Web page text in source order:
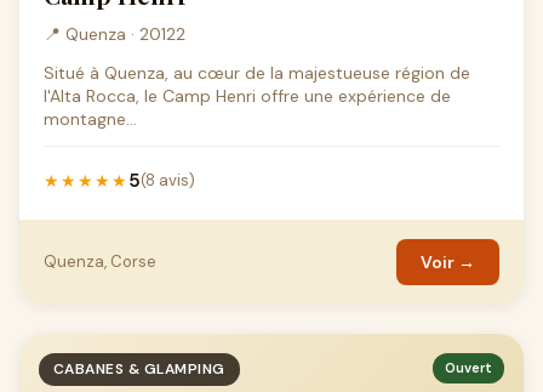
📍 Quenza · 20122
Situé à Quenza, au cœur de la majestueuse région de
l'Alta Rocca, le Camp Henri offre une expérience de
montagne...
★★★★★5(8 avis)
Quenza, Corse Voir →
CABANES & GLAMPING Ouvert